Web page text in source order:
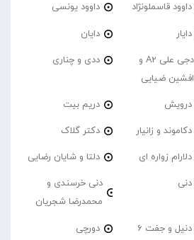
داوود قاسملونژاد داوود یونسی
دایار دایان
دجی علی A2 و
افشین ضیایی
ددی و چناری
درویش دریم بیت
دکاموند و زانیار دکتر گلاک
دلارام زواره ای دلتا و شایان رضایی
دنی
دنی خرسندی و
محمدرضا شجریان
دنیل و جفت 6 دورچی